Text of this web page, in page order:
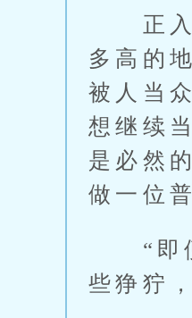
正入秦
多高的
被人当
想继续
是必然
做一位
“即便
些狰狞